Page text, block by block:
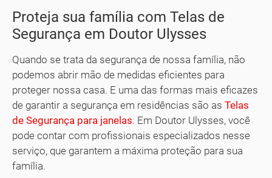
Proteja sua família com Telas de
Segurança em Doutor Ulysses
Quando se trata da segurança de nossa família, não
podemos abrir mão de medidas eficientes para
proteger nossa casa. E uma das formas mais eficazes
de garantir a segurança em residências são as Telas
de Segurança para janelas. Em Doutor Ulysses, você
pode contar com profissionais especializados nesse
serviço, que garantem a máxima proteção para sua
família.